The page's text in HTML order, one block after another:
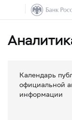
Календарь
официальной
информации